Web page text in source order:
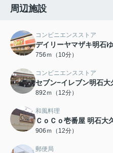
周辺施設
コンビニエンスストア
デイリーヤマザキ明石
756ｍ（10分）
コンビニエンスストア
セブン−イレブン明石大
892ｍ（12分）
和風料理
ＣｏＣｏ壱番屋 明石大
906ｍ（12分）
郵便局